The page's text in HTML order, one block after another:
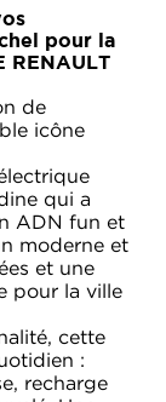
pour la
RENAULT
de
icône
qui a
ADN fun et
moderne et
et une
pour la ville
cette
:
recharge